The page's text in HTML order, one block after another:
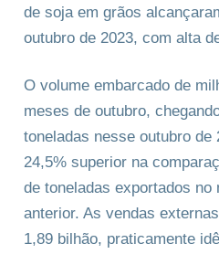
de soja em grãos
outubro de 2023, com alta
O volume embarcado de
meses de outubro,
toneladas nesse outubro de
24,5% superior na
de toneladas exportados no
anterior. As vendas
1,89 bilhão, praticamente